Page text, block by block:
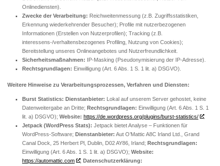
Onlinediensten).
Zwecke der Verarbeitung: Reichweitenmessung (z.B. Zugriffsstatistiken,
Erkennung wiederkehrender Besucher); Profile mit nutzerbezogenen
Informationen (Erstellen von Nutzerprofilen); Tracking (z.B.
interessens-/verhaltensbezogenes Profiling, Nutzung von Cookies);
Bereitstellung unseres Onlineangebotes und Nutzerfreundlichkeit.
Sicherheitsmaßnahmen: IP-Masking (Pseudonymisierung der IP-Adresse).
Rechtsgrundlagen: Einwilligung (Art. 6 Abs. 1 S. 1 lit. a) DSGVO).
Weitere Hinweise zu Verarbeitungsprozessen, Verfahren und Diensten:
Burst Statistics: Dienstanbieter: Lokal auf unserem Server gehostet, keine
Datenweitergabe an Dritte; Rechtsgrundlagen: Einwilligung (Art. 6 Abs. 1 S. 1
lit. a) DSGVO); Website: https://de.wordpress.org/plugins/burst-statistics/
.
Jetpack (WordPress Stats): Jetpack bietet Analyse – Funktionen für
WordPress-Software; Dienstanbieter: Aut O’Mattic A8C Irland Ltd., Grand
Canal Dock, 25 Herbert Pl, Dublin, D02 AY86, Irland; Rechtsgrundlagen:
Einwilligung (Art. 6 Abs. 1 S. 1 lit. a) DSGVO); Website:
https://automattic.com
; Datenschutzerklärung: